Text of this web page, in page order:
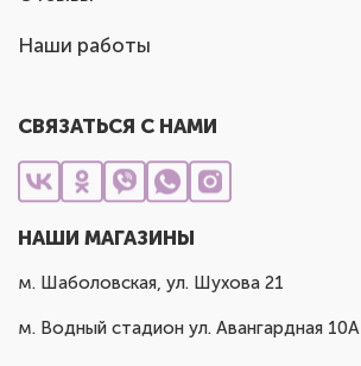
Наши работы
СВЯЗАТЬСЯ С НАМИ
НАШИ МАГАЗИНЫ
м. Шаболовская, ул. Шухова 21
м. Водный стадион ул. Авангардная 10А